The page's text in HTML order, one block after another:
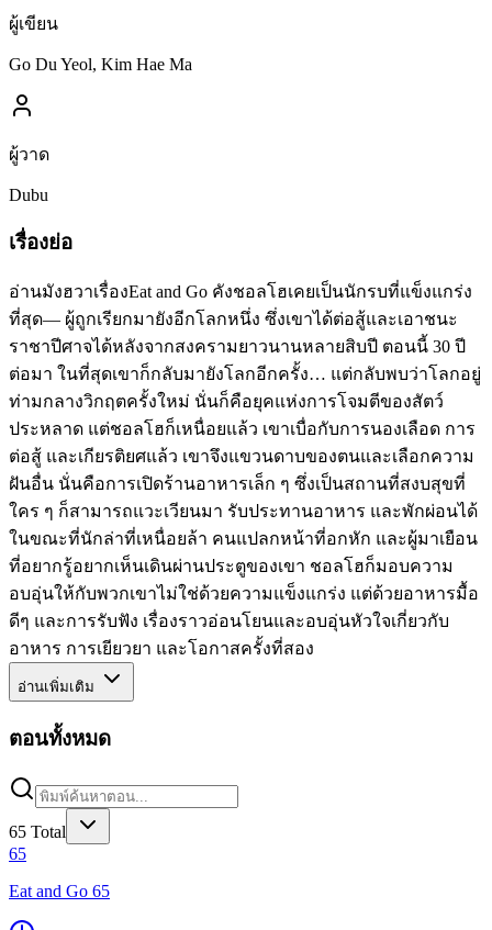
ผู้เขียน
Go Du Yeol, Kim Hae Ma
ผู้วาด
Dubu
เรื่องย่อ
อ่านมังฮวาเรื่องEat and Go คังชอลโฮเคยเป็นนักรบที่แข็งแกร่ง
ที่สุด— ผู้ถูกเรียกมายังอีกโลกหนึ่ง ซึ่งเขาได้ต่อสู้และเอาชนะ
ราชาปีศาจได้หลังจากสงครามยาวนานหลายสิบปี ตอนนี้ 30 ปี
ต่อมา ในที่สุดเขาก็กลับมายังโลกอีกครั้ง… แต่กลับพบว่าโลกอยู่
ท่ามกลางวิกฤตครั้งใหม่ นั่นก็คือยุคแห่งการโจมตีของสัตว์
ประหลาด แต่ชอลโฮก็เหนื่อยแล้ว เขาเบื่อกับการนองเลือด การ
ต่อสู้ และเกียรติยศแล้ว เขาจึงแขวนดาบของตนและเลือกความ
ฝันอื่น นั่นคือการเปิดร้านอาหารเล็ก ๆ ซึ่งเป็นสถานที่สงบสุขที่
ใคร ๆ ก็สามารถแวะเวียนมา รับประทานอาหาร และพักผ่อนได้
ในขณะที่นักล่าที่เหนื่อยล้า คนแปลกหน้าที่อกหัก และผู้มาเยือน
ที่อยากรู้อยากเห็นเดินผ่านประตูของเขา ชอลโฮก็มอบความ
อบอุ่นให้กับพวกเขาไม่ใช่ด้วยความแข็งแกร่ง แต่ด้วยอาหารมื้อ
ดีๆ และการรับฟัง เรื่องราวอ่อนโยนและอบอุ่นหัวใจเกี่ยวกับ
อาหาร การเยียวยา และโอกาสครั้งที่สอง
อ่านเพิ่มเติม
ตอนทั้งหมด
65 Total
65
Eat and Go 65